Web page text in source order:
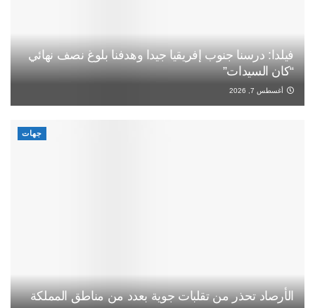
فيلدا: درسنا جنوب إفريقيا جيدا وهدفنا بلوغ نصف نهائي
“كان السيدات”
أغسطس 7, 2026
جهات
الأرصاد تحذر من تقلبات جوية بعدد من مناطق المملكة